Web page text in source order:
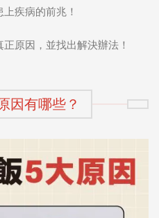
疾病的前兆！
原因，並找出解決辦法！
因有哪些？